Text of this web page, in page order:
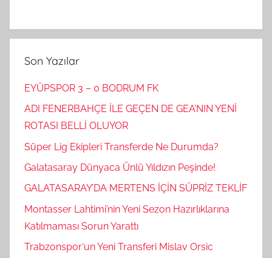
Son Yazılar
EYÜPSPOR 3 – 0 BODRUM FK
ADI FENERBAHÇE İLE GEÇEN DE GEA’NIN YENİ
ROTASI BELLİ OLUYOR
Süper Lig Ekipleri Transferde Ne Durumda?
Galatasaray Dünyaca Ünlü Yıldızın Peşinde!
GALATASARAY’DA MERTENS İÇİN SÜPRİZ TEKLİF
Montasser Lahtimi’nin Yeni Sezon Hazırlıklarına
Katılmaması Sorun Yarattı
Trabzonspor‘un Yeni Transferi Mislav Orsic